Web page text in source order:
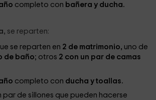
completo con bañera y ducha.
se reparten:
se reparten en 2 de matrimonio, uno de
de baño; otros 2 con un par de camas
completo con ducha y toallas.
par de sillones que pueden hacerse